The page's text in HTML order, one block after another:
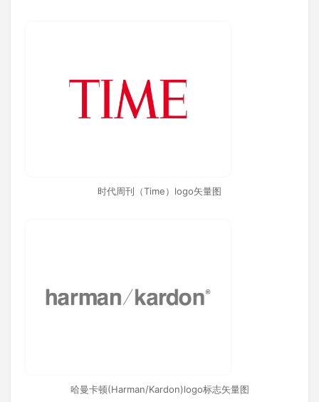
时代周刊（Time）logo矢量图
哈曼卡顿(Harman/Kardon)logo标志矢量图